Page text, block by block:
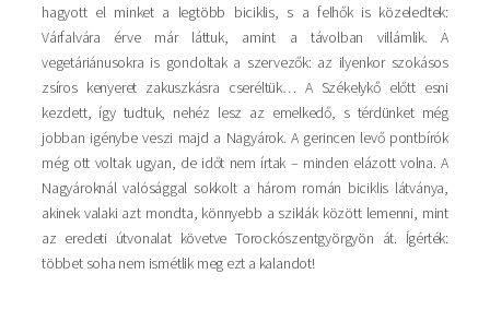
hagyott el minket a legtöbb biciklis, s a felhők is közeledtek:
Várfalvára érve már láttuk, amint a távolban villámlik. A
vegetáriánusokra is gondoltak a szervezők: az ilyenkor szokásos
zsíros kenyeret zakuszkásra cseréltük… A Székelykő előtt esni
kezdett, így tudtuk, nehéz lesz az emelkedő, s térdünket még
jobban igénybe veszi majd a Nagyárok. A gerincen levő pontbírók
még ott voltak ugyan, de időt nem írtak – minden elázott volna. A
Nagyároknál valósággal sokkolt a három román biciklis látványa,
akinek valaki azt mondta, könnyebb a sziklák között lemenni, mint
az eredeti útvonalat követve Torockószentgyörgyön át. Ígérték:
többet soha nem ismétlik meg ezt a kalandot!